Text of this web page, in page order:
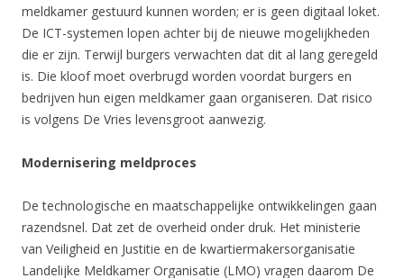
meldkamer gestuurd kunnen worden; er is geen digitaal loket.
De ICT-systemen lopen achter bij de nieuwe mogelijkheden
die er zijn. Terwijl burgers verwachten dat dit al lang geregeld
is. Die kloof moet overbrugd worden voordat burgers en
bedrijven hun eigen meldkamer gaan organiseren. Dat risico
is volgens De Vries levensgroot aanwezig.
Modernisering meldproces
De technologische en maatschappelijke ontwikkelingen gaan
razendsnel. Dat zet de overheid onder druk. Het ministerie
van Veiligheid en Justitie en de kwartiermakersorganisatie
Landelijke Meldkamer Organisatie (LMO) vragen daarom De